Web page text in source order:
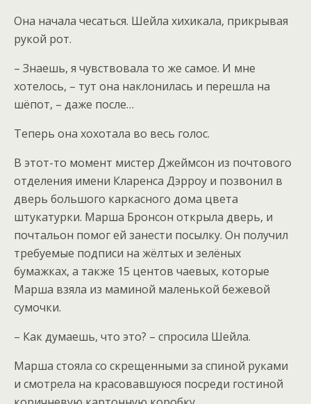
Она начала чесаться. Шейла хихикала, прикрывая
рукой рот.
– Знаешь, я чувствовала то же самое. И мне
хотелось, – тут она наклонилась и перешла на
шёпот, – даже после…
Теперь она хохотала во весь голос.
В этот-то момент мистер Джеймсон из почтового
отделения имени Кларенса Дэрроу и позвонил в
дверь большого каркасного дома цвета
штукатурки. Марша Бронсон открыла дверь, и
почтальон помог ей занести посылку. Он получил
требуемые подписи на жёлтых и зелёных
бумажках, а также 15 центов чаевых, которые
Марша взяла из маминой маленькой бежевой
сумочки.
– Как думаешь, что это? – спросила Шейла.
Марша стояла со скрещенными за спиной руками
и смотрела на красовавшуюся посреди гостиной